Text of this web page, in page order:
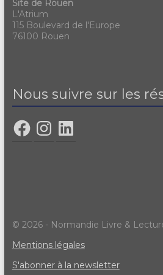
Site de Rouen
L'Atrium
115 Boulevard de l'Europe
76100 Rouen
Nous suivre sur les
© 2026 - Normandie Livre &
Mentions légales
S'abonner à la newsletter